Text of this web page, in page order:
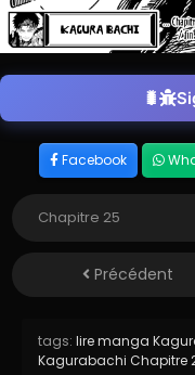
Facebook
Précédent
tags: lire manga
Kagurabachi Chapitre